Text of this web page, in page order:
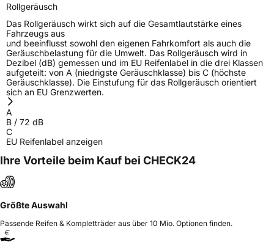
Rollgeräusch
Das Rollgeräusch wirkt sich auf die Gesamtlautstärke eines
Fahrzeugs aus
und beeinflusst sowohl den eigenen Fahrkomfort als auch die
Geräuschbelastung für die Umwelt. Das Rollgeräusch wird in
Dezibel (dB) gemessen und im EU Reifenlabel in die drei Klassen
aufgeteilt: von A (niedrigste Geräuschklasse) bis C (höchste
Geräuschklasse). Die Einstufung für das Rollgeräusch orientiert
sich an EU Grenzwerten.
A
B / 72 dB
C
EU Reifenlabel anzeigen
Ihre Vorteile beim Kauf bei CHECK24
Größte Auswahl
Passende Reifen & Kompletträder aus über 10 Mio. Optionen finden.